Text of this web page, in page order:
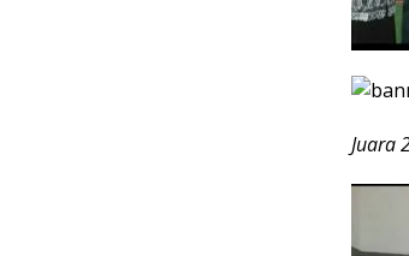
Juara